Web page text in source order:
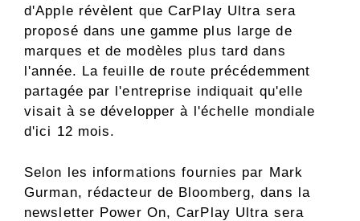
d'Apple révèlent que CarPlay Ultra sera
proposé dans une gamme plus large de
marques et de modèles plus tard dans
l'année. La feuille de route précédemment
partagée par l'entreprise indiquait qu'elle
visait à se développer à l'échelle mondiale
d'ici 12 mois.
Selon les informations fournies par Mark
Gurman, rédacteur de Bloomberg, dans la
newsletter Power On, CarPlay Ultra sera